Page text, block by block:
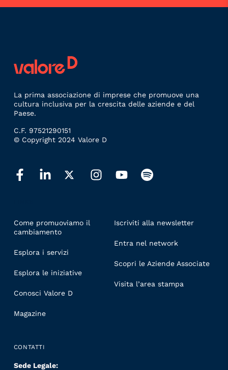
La prima associazione di imprese che promuove una
cultura inclusiva per la crescita delle aziende e del
Paese.
C.F. 97521290151
© Copyright 2024 Valore D
Come promuoviamo il
cambiamento
Esplora i servizi
Esplora le iniziative
Conosci Valore D
Magazine
Iscriviti alla newsletter
Entra nel network
Scopri le Aziende Associate
Visita l’area stampa
CONTATTI
Sede Legale: